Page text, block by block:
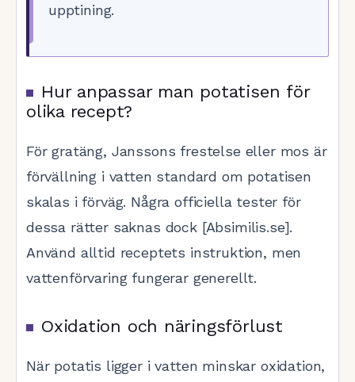
upptining.
Hur anpassar man potatisen för
olika recept?
För gratäng, Janssons frestelse eller mos är
förvällning i vatten standard om potatisen
skalas i förväg. Några officiella tester för
dessa rätter saknas dock [Absimilis.se].
Använd alltid receptets instruktion, men
vattenförvaring fungerar generellt.
Oxidation och näringsförlust
När potatis ligger i vatten minskar oxidation,